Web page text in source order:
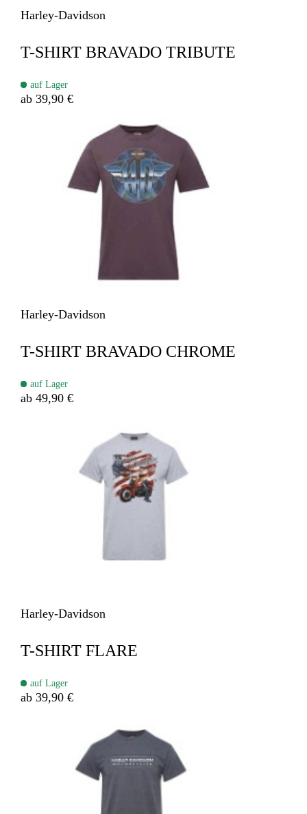
Harley-Davidson
T-SHIRT BRAVADO TRIBUTE
auf Lager
ab 39,90 €
Harley-Davidson
T-SHIRT BRAVADO CHROME
auf Lager
ab 49,90 €
Harley-Davidson
T-SHIRT FLARE
auf Lager
ab 39,90 €